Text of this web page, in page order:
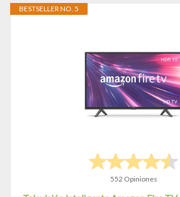
BESTSELLER NO. 5
552 Opiniones